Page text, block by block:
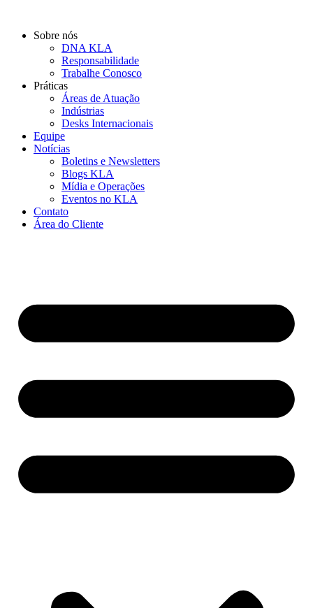
Sobre nós
DNA KLA
Responsabilidade
Trabalhe Conosco
Práticas
Áreas de Atuação
Indústrias
Desks Internacionais
Equipe
Notícias
Boletins e Newsletters
Blogs KLA
Mídia e Operações
Eventos no KLA
Contato
Área do Cliente